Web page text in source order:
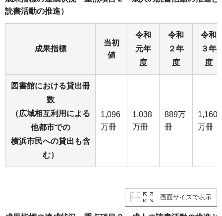
読書活動の推進）
成果指標
当初
値
令和
元年
度
令和
２年
度
令和
３年
度
図書館における貸出冊
数
（広域相互利用による
他都市での
横浜市民への貸出も含
む）
1,096
万冊
1,038
万冊
889万
冊
1,160
万冊
画面サイズで表示